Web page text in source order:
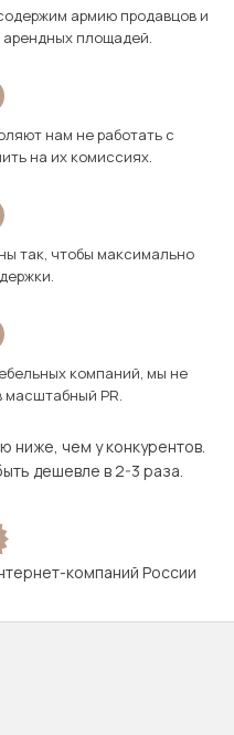
армию продавцов и
площадей.
нам не работать с
на их комиссиях.
так, чтобы максимально
компаний, мы не
масштабный PR.
ниже, чем у конкурентов.
дешевле в 2-3 раза.
компаний России